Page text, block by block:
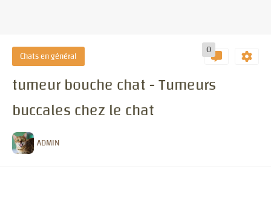
Chats en général 0
tumeur bouche chat - Tumeurs
buccales chez le chat
ADMIN